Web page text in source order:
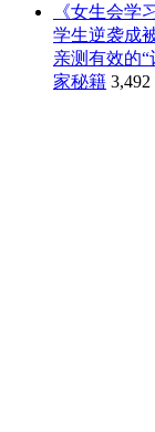
《女生会学
学生逆袭成
亲测有效的“
家秘籍 3,492